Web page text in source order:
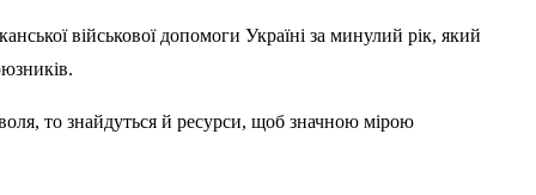
військової допомоги Україні за минулий рік, який
то знайдуться й ресурси, щоб значною мірою